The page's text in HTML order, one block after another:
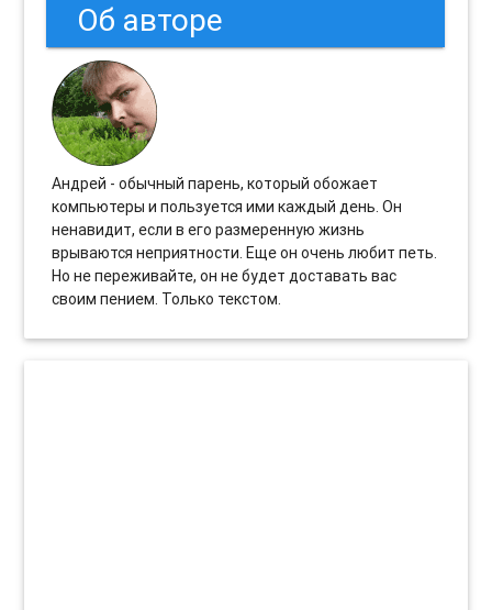
Об авторе
Андрей - обычный парень, который обожает
компьютеры и пользуется ими каждый день. Он
ненавидит, если в его размеренную жизнь
врываются неприятности. Еще он очень любит петь.
Но не переживайте, он не будет доставать вас
своим пением. Только текстом.